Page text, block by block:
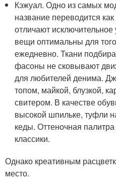
Кэжуал. Одно из самых
название переводится
отличают
вещи оптимальны для
ежедневно. Ткани
фасоны не сковывают
для любителей денима.
топом, майкой, блузкой,
свитером. В качестве
высокой шпильке, туфли
кеды. Оттеночная
классики.
Однако креативным
место.